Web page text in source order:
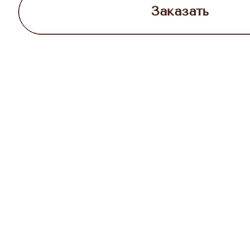
Заказать